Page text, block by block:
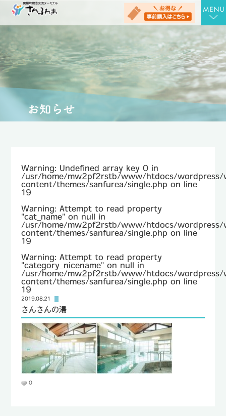
さんさんの湯
お食事処 さん膳
健康増進施設 にんじむ
お問合せ
お知らせ
FAX : 096-232-8692
Warning: Undefined array key 0 in
/usr/home/mw2pf2rstb/www/htdocs/wordpress/
content/themes/sanfurea/single.php on line
19
Warning: Attempt to read property
"cat_name" on null in
/usr/home/mw2pf2rstb/www/htdocs/wordpress/
content/themes/sanfurea/single.php on line
19
Warning: Attempt to read property
"category_nicename" on null in
/usr/home/mw2pf2rstb/www/htdocs/wordpress/
content/themes/sanfurea/single.php on line
19
2019.08.21
さんさんの湯
0